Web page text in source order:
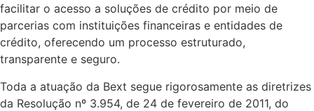
facilitar o acesso a soluções de crédito por meio de
parcerias com instituições financeiras e entidades de
crédito, oferecendo um processo estruturado,
transparente e seguro.
Toda a atuação da Bext segue rigorosamente as diretrizes
da Resolução nº 3.954, de 24 de fevereiro de 2011, do